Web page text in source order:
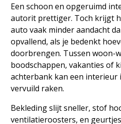
Een schoon en opgeruimd
autorit prettiger. Toch krijgt
auto vaak minder aandacht
opvallend, als je bedenkt
doorbrengen. Tussen woon-
boodschappen, vakanties of
achterbank kan een
vervuild raken.
Bekleding slijt sneller, stof
ventilatieroosters, en